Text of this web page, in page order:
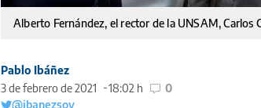
Alberto Fernández, el rector de la UNSAM, Carlos
Pablo Ibáñez
3 de febrero de 2021
18:02 h
0
@ibanezsoy